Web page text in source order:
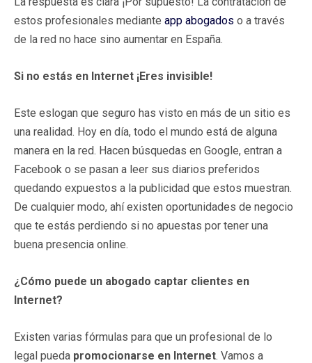
estos profesionales mediante app abogados o a través
de la red no hace sino aumentar en España.
Si no estás en Internet ¡Eres invisible!
Este eslogan que seguro has visto en más de un sitio es
una realidad. Hoy en día, todo el mundo está de alguna
manera en la red. Hacen búsquedas en Google, entran a
Facebook o se pasan a leer sus diarios preferidos
quedando expuestos a la publicidad que estos muestran.
De cualquier modo, ahí existen oportunidades de negocio
que te estás perdiendo si no apuestas por tener una
buena presencia online.
¿Cómo puede un abogado captar clientes en
Internet?
Existen varias fórmulas para que un profesional de lo
legal pueda promocionarse en Internet. Vamos a